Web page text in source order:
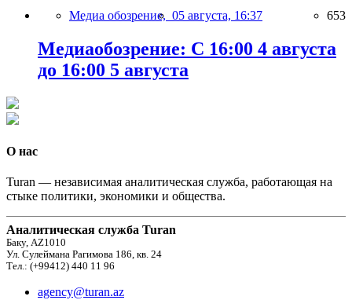
Медиа обозрение, 05 августа, 16:37 653
Медиаобозрение: С 16:00 4 августа
до 16:00 5 августа
О нас
Turan — независимая аналитическая служба, работающая на
стыке политики, экономики и общества.
Аналитическая служба Turan
Баку, AZ1010
Ул. Сулеймана Рагимова 186, кв. 24
Тел.: (+99412) 440 11 96
agency@turan.az